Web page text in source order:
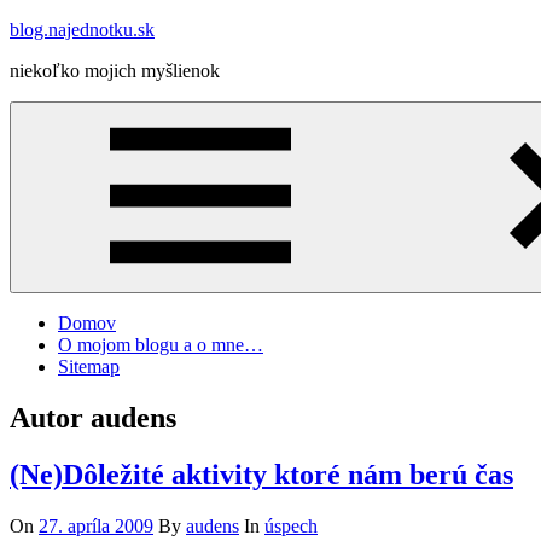
Skip
content
blog.najednotku.sk
niekoľko mojich myšlienok
Domov
O mojom blogu a o mne…
Sitemap
Autor audens
(Ne)Dôležité aktivity ktoré nám berú čas
On 27. apríla 2009 By audens In úspech